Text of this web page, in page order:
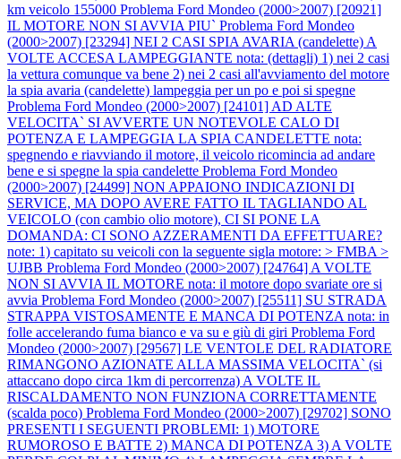
km veicolo 155000 Problema Ford Mondeo (2000>2007) [20921]
IL MOTORE NON SI AVVIA PIU` Problema Ford Mondeo
(2000>2007) [23294] NEI 2 CASI SPIA AVARIA (candelette) A
VOLTE ACCESA LAMPEGGIANTE nota: (dettagli) 1) nei 2 casi
la vettura comunque va bene 2) nei 2 casi all'avviamento del motore
la spia avaria (candelette) lampeggia per un po e poi si spegne
Problema Ford Mondeo (2000>2007) [24101] AD ALTE
VELOCITA` SI AVVERTE UN NOTEVOLE CALO DI
POTENZA E LAMPEGGIA LA SPIA CANDELETTE nota:
spegnendo e riavviando il motore, il veicolo ricomincia ad andare
bene e si spegne la spia candelette Problema Ford Mondeo
(2000>2007) [24499] NON APPAIONO INDICAZIONI DI
SERVICE, MA DOPO AVERE FATTO IL TAGLIANDO AL
VEICOLO (con cambio olio motore), CI SI PONE LA
DOMANDA: CI SONO AZZERAMENTI DA EFFETTUARE?
note: 1) capitato su veicoli con la seguente sigla motore: > FMBA >
UJBB Problema Ford Mondeo (2000>2007) [24764] A VOLTE
NON SI AVVIA IL MOTORE nota: il motore dopo svariate ore si
avvia Problema Ford Mondeo (2000>2007) [25511] SU STRADA
STRAPPA VISTOSAMENTE E MANCA DI POTENZA nota: in
folle accelerando fuma bianco e va su e giù di giri Problema Ford
Mondeo (2000>2007) [29567] LE VENTOLE DEL RADIATORE
RIMANGONO AZIONATE ALLA MASSIMA VELOCITA` (si
attaccano dopo circa 1km di percorrenza) A VOLTE IL
RISCALDAMENTO NON FUNZIONA CORRETTAMENTE
(scalda poco) Problema Ford Mondeo (2000>2007) [29702] SONO
PRESENTI I SEGUENTI PROBLEMI: 1) MOTORE
RUMOROSO E BATTE 2) MANCA DI POTENZA 3) A VOLTE